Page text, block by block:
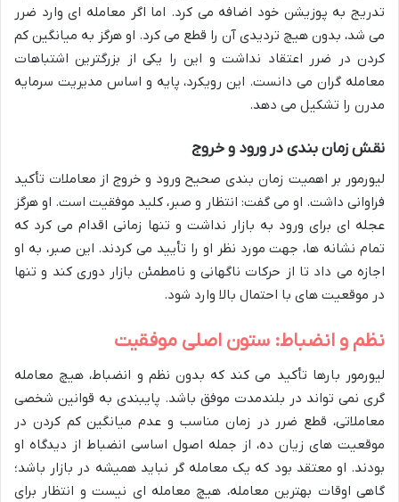
تدریج به پوزیشن خود اضافه می کرد. اما اگر معامله ای وارد ضرر
می شد، بدون هیچ تردیدی آن را قطع می کرد. او هرگز به میانگین کم
کردن در ضرر اعتقاد نداشت و این را یکی از بزرگترین اشتباهات
معامله گران می دانست. این رویکرد، پایه و اساس مدیریت سرمایه
مدرن را تشکیل می دهد.
نقش زمان بندی در ورود و خروج
لیورمور بر اهمیت زمان بندی صحیح ورود و خروج از معاملات تأکید
فراوانی داشت. او می گفت: انتظار و صبر، کلید موفقیت است. او هرگز
عجله ای برای ورود به بازار نداشت و تنها زمانی اقدام می کرد که
تمام نشانه ها، جهت مورد نظر او را تأیید می کردند. این صبر، به او
اجازه می داد تا از حرکات ناگهانی و نامطمئن بازار دوری کند و تنها
در موقعیت های با احتمال بالا وارد شود.
نظم و انضباط: ستون اصلی موفقیت
لیورمور بارها تأکید می کند که بدون نظم و انضباط، هیچ معامله
گری نمی تواند در بلندمدت موفق باشد. پایبندی به قوانین شخصی
معاملاتی، قطع ضرر در زمان مناسب و عدم میانگین کم کردن در
موقعیت های زیان ده، از جمله اصول اساسی انضباط از دیدگاه او
بودند. او معتقد بود که یک معامله گر نباید همیشه در بازار باشد؛
گاهی اوقات بهترین معامله، هیچ معامله ای نیست و انتظار برای